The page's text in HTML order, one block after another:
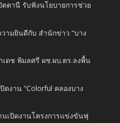
ตตานี รับฟังนโยบายการช่วย
ามยินดีกับ สำนักข่าว “บาง
เดช พิมลศรี ผช.ผบ.ตร.ลงพื้น
งาน “Colorful คลองบาง
เปิดงานโครงการแข่งขันฟุ